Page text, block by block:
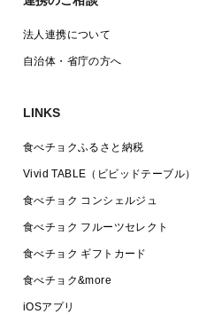
法人連携について
自治体・省庁の方へ
LINKS
食べチョクふるさと納税
Vivid TABLE（ビビッドテーブル）
食べチョク コンシェルジュ
食べチョク フルーツセレクト
食べチョク ギフトカード
食べチョク&more
iOSアプリ